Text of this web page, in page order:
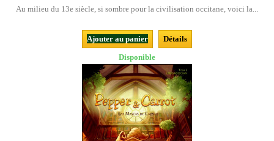
Au milieu du 13e siècle, si sombre pour la civilisation occitane, voici la...
Ajouter au panier
Détails
Disponible